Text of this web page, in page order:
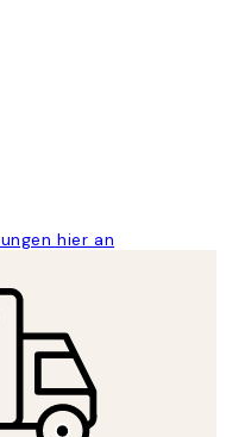
hier an